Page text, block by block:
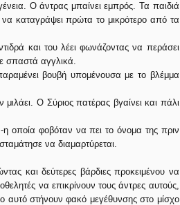
Ο άντρας μπαίνει εμπρός. Τα παιδιά
καταγράψει πρώτα το μικρότερο από τα
και του λέει φωνάζοντας να περάσει
σπαστά αγγλικά.
βουβή υπομένουσα με το βλέμμα
μιλάει. Ο Σύριος πατέρας βγαίνει και πάλι
η οποία φοβόταν να πει το όνομα της πριν
να διαμαρτύρεται.
και δεύτερες βάρδιες προκειμένου να
να επικρίνουν τους άντρες αυτούς,
αυτό στήνουν φακό μεγέθυνσης στο μίσχο